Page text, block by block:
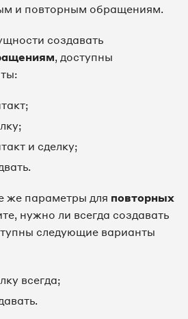
и повторным обращениям.
создавать
, доступны
и сделку;
же параметры для повторных
нужно ли всегда создавать
следующие варианты
всегда;